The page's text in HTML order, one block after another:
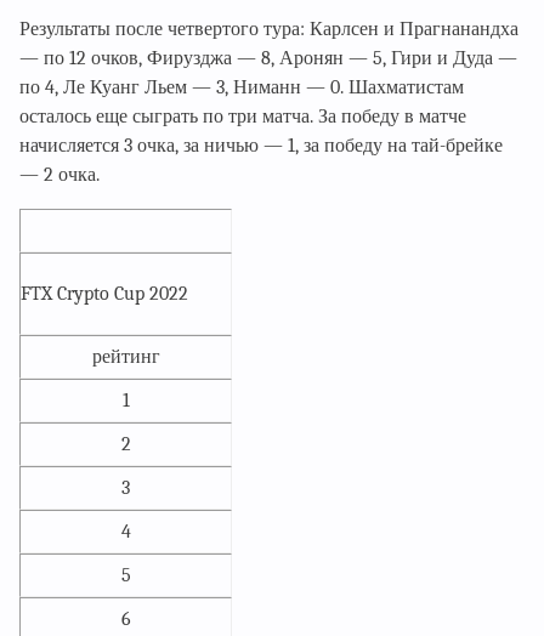
Результаты после четвертого тура: Карлсен и Прагнанандха
— по 12 очков, Фирузджа — 8, Аронян — 5, Гири и Дуда —
по 4, Ле Куанг Льем — 3, Ниманн — 0. Шахматистам
осталось еще сыграть по три матча. За победу в матче
начисляется 3 очка, за ничью — 1, за победу на тай-брейке
— 2 очка.
FTX Crypto Cup 2022
рейтинг
1
2
3
4
5
6